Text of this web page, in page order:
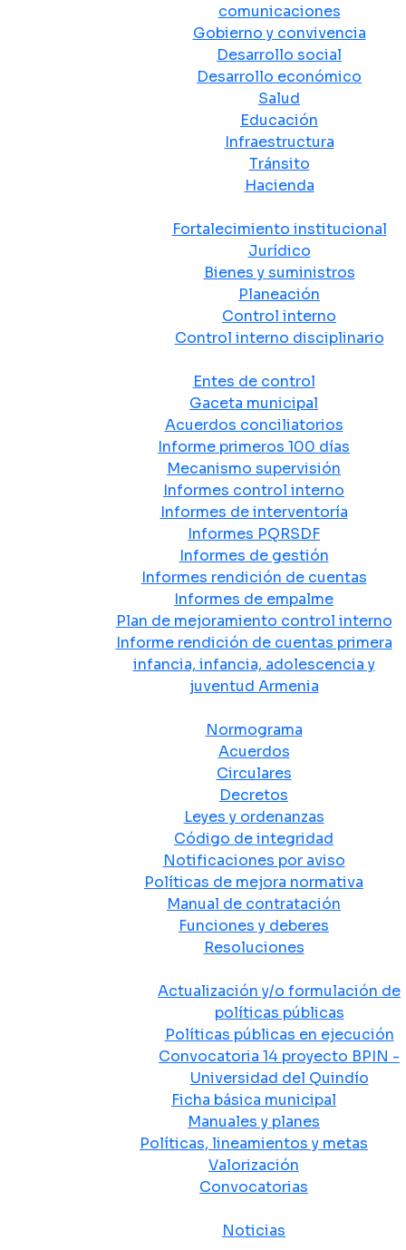
comunicaciones
Gobierno y convivencia
Desarrollo social
Desarrollo económico
Salud
Educación
Infraestructura
Tránsito
Hacienda
Fortalecimiento institucional
Jurídico
Bienes y suministros
Planeación
Control interno
Control interno disciplinario
Entes de control
Gaceta municipal
Acuerdos conciliatorios
Informe primeros 100 días
Mecanismo supervisión
Informes control interno
Informes de interventoría
Informes PQRSDF
Informes de gestión
Informes rendición de cuentas
Informes de empalme
Plan de mejoramiento control interno
Informe rendición de cuentas primera
infancia, infancia, adolescencia y
juventud Armenia
Normograma
Acuerdos
Circulares
Decretos
Leyes y ordenanzas
Código de integridad
Notificaciones por aviso
Políticas de mejora normativa
Manual de contratación
Funciones y deberes
Resoluciones
Actualización y/o formulación de
políticas públicas
Políticas públicas en ejecución
Convocatoria 14 proyecto BPIN -
Universidad del Quindío
Ficha básica municipal
Manuales y planes
Políticas, lineamientos y metas
Valorización
Convocatorias
Noticias